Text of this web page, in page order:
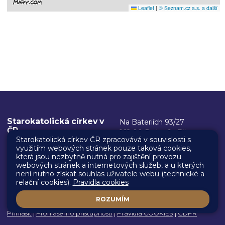
Leaflet | © Seznam.cz a.s. a další
Starokatolická církev v
ČR
Na Bateriích 93/27
162 00 Praha 6 - Břevnov
IČ: 00445304
ID datové schránky:
gu62nki
Kancelář biskupa
posta@starokatolici.cz
+420 731 395 147
Všechna práva vyhrazena. Copyright © 2026 |
Přihlásit|Prohlášení o přístupnosti|Pravidla COOKIES|GDPR
Starokatolická církev ČR zpracovává v souvislosti s
využitím webových stránek pouze taková cookies,
která jsou nezbytně nutná pro zajištění provozu
webových stránek a internetových služeb, a u kterých
není nutno získat souhlas uživatele webu (technické a
relační cookies). Pravidla cookies
ROZUMÍM